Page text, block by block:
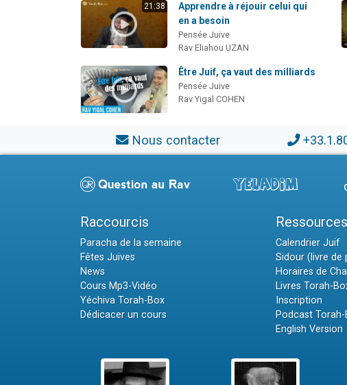
21:38
Apprendre à réjouir celui qui
en a besoin
Pensée Juive
Rav Eliahou UZAN
Être Juif, ça vaut des milliards
Pensée Juive
Rav Yigal COHEN
Nous contacter
Raccourcis
Paracha de la semaine
Fêtes Juives
News
Cours Mp3-Vidéo
Yéchiva Torah-Box
Dédicacer un cours
Ressources
Calendrier Juif
Sidour (livre de
Horaires de
Livres Torah-
Inscription
Podcast
English Version